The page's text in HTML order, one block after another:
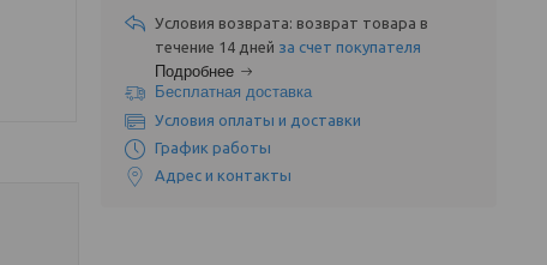
возврат товара в
течение 14 дней за счет покупателя
Подробнее
Бесплатная доставка
Условия оплаты и доставки
График работы
Адрес и контакты